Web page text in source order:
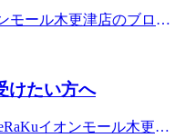
ほぐし、血流を促すこと
ず快適な毎日を過ごしま
津店では、皆さまの健康
お買い物のついでや、お
ださい♪「なんとなく不
かしたい！」そんな時
リしていただけるよう、
☺️
38〜40℃くらいのお湯
＆リラックス効果も◎シ
てあげましょう♪② ふく
チをするだけでも、脚の
を冷やしすぎない暑く
、首肩が冷えると疲労感
すしっかり睡眠をとるこ
も多いですよね。今こそ
な方におすすめなのが、
ュ時間。現在、館内では
ャンペーン が同時開催中
ふくらはぎを下から上へ
く整えたい方にはプロの
もう一つ。日常からケア
コンディションにしっか
身体ケアのコツを発信中
やまとたけるのみこ
」に転じ、舞い尊ぶ者た
「木更津舞尊」は、北海
踊りの大イベントです。
チームでプレイベントを
「FORZA木更津」「ふ
モール木更津店のブログ
「ちょっと気になる…」
だいまReRaKuでは、
ンを実施中！なんと今回
・10,000円チャージ → ス
けたい方へ
イオンモール木更津